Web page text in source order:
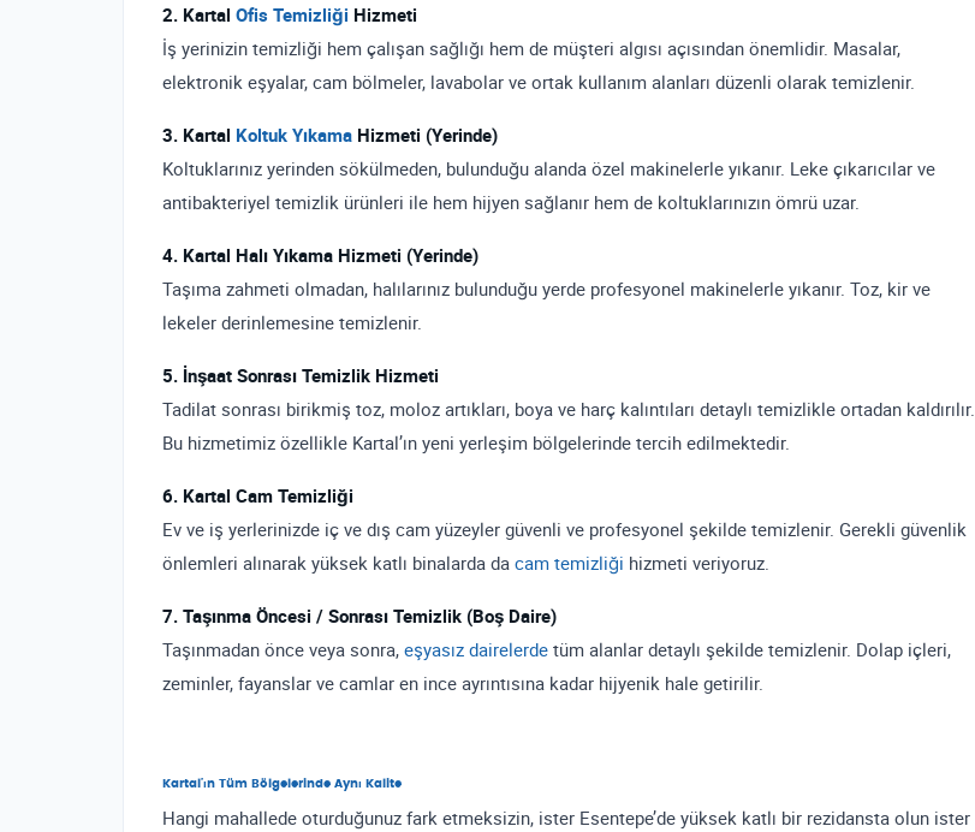
2. Kartal Ofis Temizliği Hizmeti
İş yerinizin temizliği hem çalışan sağlığı hem de müşteri algısı açısından önemlidir. Masalar,
elektronik eşyalar, cam bölmeler, lavabolar ve ortak kullanım alanları düzenli olarak temizlenir.
3. Kartal Koltuk Yıkama Hizmeti (Yerinde)
Koltuklarınız yerinden sökülmeden, bulunduğu alanda özel makinelerle yıkanır. Leke çıkarıcılar ve
antibakteriyel temizlik ürünleri ile hem hijyen sağlanır hem de koltuklarınızın ömrü uzar.
4. Kartal Halı Yıkama Hizmeti (Yerinde)
Taşıma zahmeti olmadan, halılarınız bulunduğu yerde profesyonel makinelerle yıkanır. Toz, kir ve
lekeler derinlemesine temizlenir.
5. İnşaat Sonrası Temizlik Hizmeti
Tadilat sonrası birikmiş toz, moloz artıkları, boya ve harç kalıntıları detaylı temizlikle ortadan kaldırılır.
Bu hizmetimiz özellikle Kartal’ın yeni yerleşim bölgelerinde tercih edilmektedir.
6. Kartal Cam Temizliği
Ev ve iş yerlerinizde iç ve dış cam yüzeyler güvenli ve profesyonel şekilde temizlenir. Gerekli güvenlik
önlemleri alınarak yüksek katlı binalarda da cam temizliği hizmeti veriyoruz.
7. Taşınma Öncesi / Sonrası Temizlik (Boş Daire)
Taşınmadan önce veya sonra, eşyasız dairelerde tüm alanlar detaylı şekilde temizlenir. Dolap içleri,
zeminler, fayanslar ve camlar en ince ayrıntısına kadar hijyenik hale getirilir.
Kartal’ın Tüm Bölgelerinde Aynı Kalite
Hangi mahallede oturduğunuz fark etmeksizin, ister Esentepe’de yüksek katlı bir rezidansta olun ister